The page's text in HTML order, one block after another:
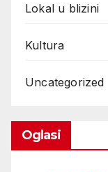
Lokal u blizini
Kultura
Uncategorized
Oglasi